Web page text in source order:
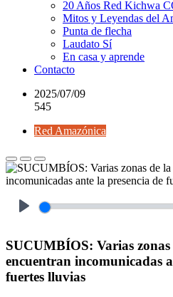
20 Años Red Kichwa
Mitos y Leyendas del
Punta de flecha
Laudato Sí
En casa y aprende
Contacto
2025/07/09
545
Red Amazónica
SUCUMBÍOS: Varias zonas
encuentran incomunicadas
fuertes lluvias